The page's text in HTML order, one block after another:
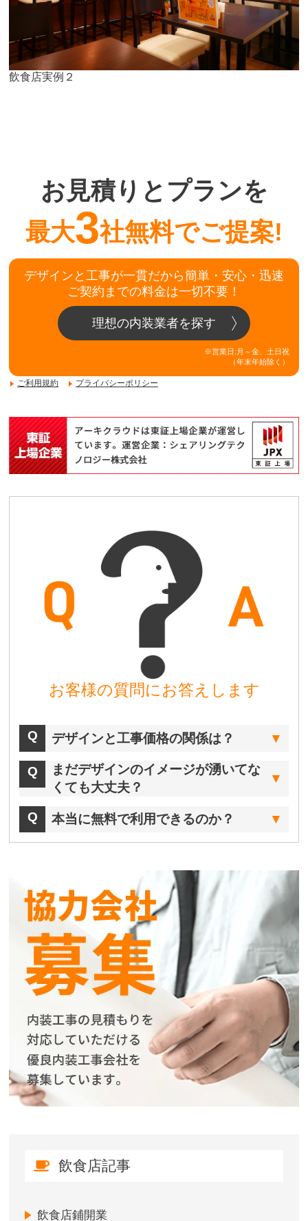
飲食店実例２
お見積りとプランを
最大3社無料でご提案!
デザインと工事が一貫だから簡単・安心・迅速
ご契約までの料金は一切不要！
理想の内装業者を探す
※営業日:月～金、土日祝
（年末年始除く）
ご利用規約 プライバシーポリシー
お客様の質問にお答えします
デザインと工事価格の関係は？
まだデザインのイメージが湧いてな
くても大丈夫？
本当に無料で利用できるのか？
飲食店記事
飲食店鋪開業